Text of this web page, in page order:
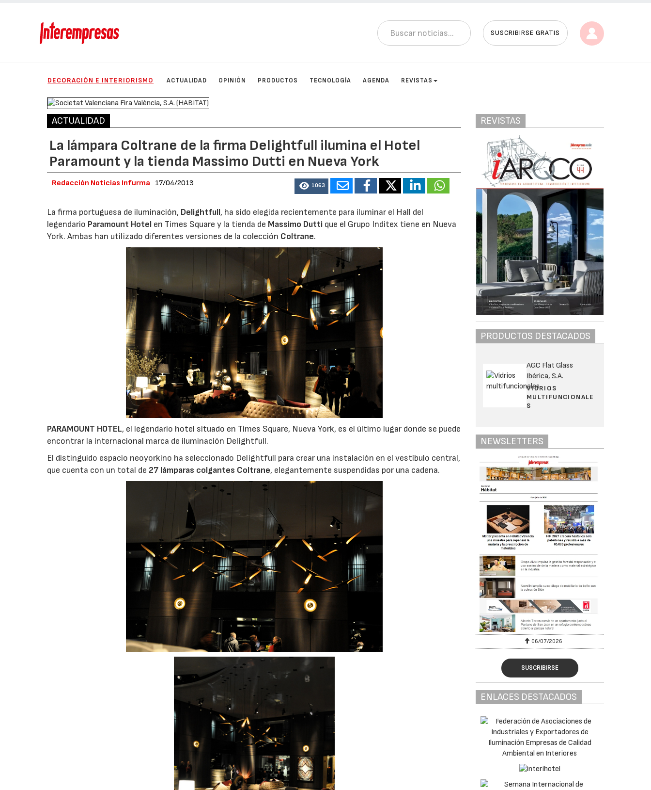
SUSCRIBIRSE GRATIS
DECORACIÓN E INTERIORISMO ACTUALIDAD OPINIÓN PRODUCTOS TECNOLOGÍA AGENDA REVISTAS
ACTUALIDAD
La lámpara Coltrane de la firma Delightfull ilumina el Hotel
Paramount y la tienda Massimo Dutti en Nueva York
Redacción Noticias Infurma 17/04/2013 1063
La firma portuguesa de iluminación, Delightfull, ha sido elegida recientemente para iluminar el Hall del
legendario Paramount Hotel en Times Square y la tienda de Massimo Dutti que el Grupo Inditex tiene en Nueva
York. Ambas han utilizado diferentes versiones de la colección Coltrane.
PARAMOUNT HOTEL, el legendario hotel situado en Times Square, Nueva York, es el último lugar donde se puede
encontrar la internacional marca de iluminación Delightfull.
El distinguido espacio neoyorkino ha seleccionado Delightfull para crear una instalación en el vestíbulo central,
que cuenta con un total de 27 lámparas colgantes Coltrane, elegantemente suspendidas por una cadena.
REVISTAS
PRODUCTOS DESTACADOS
AGC Flat Glass
Ibérica, S.A.
VIDRIOS
MULTIFUNCIONALE
S
NEWSLETTERS
06/07/2026 06/07/2026
SUSCRIBIRSE
ENLACES DESTACADOS